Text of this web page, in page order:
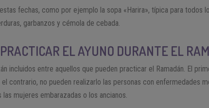
fechas, como por ejemplo la sopa «Harira», típica para todos
garbanzos y cémola de cebada.
EL AYUNO DURANTE EL
incluidos entre aquellos que pueden practicar el Ramadán. El
el contrario, no pueden realizarlo las personas con enfermedades
mujeres embarazadas o los ancianos.